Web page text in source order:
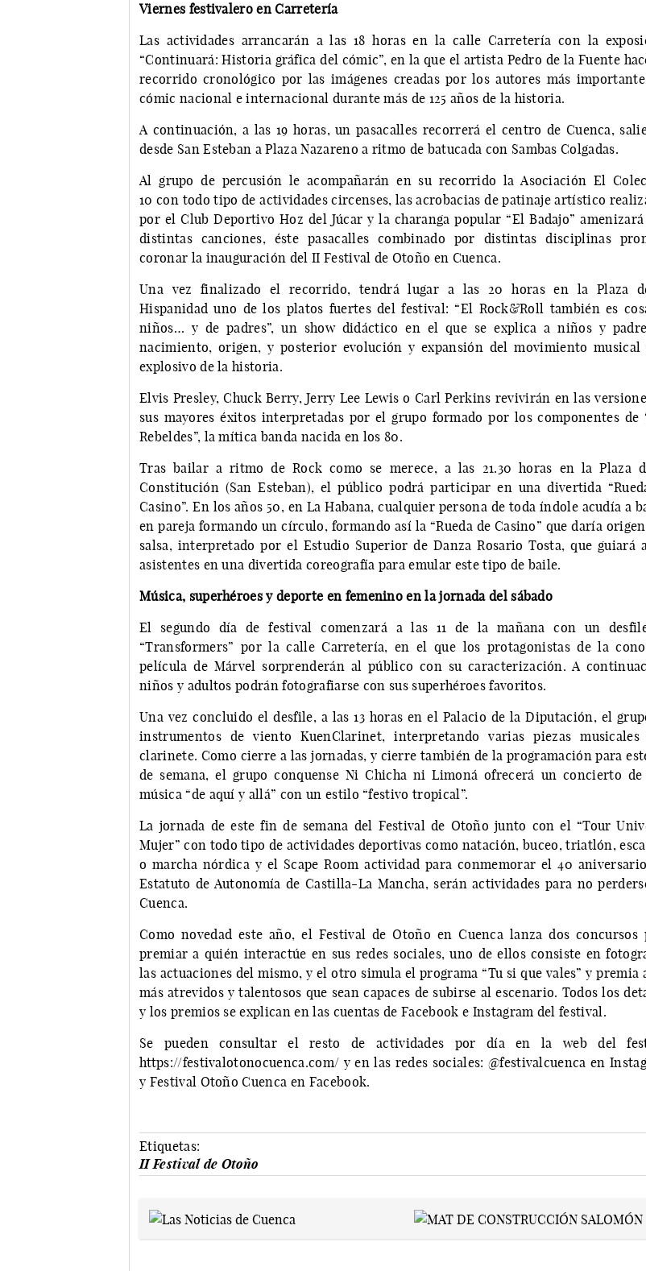
Viernes festivalero en Carretería
Las actividades arrancarán a las 18 horas en la calle Carretería con la
“Continuará: Historia gráfica del cómic”, en la que el artista Pedro de la Fuente
recorrido cronológico por las imágenes creadas por los autores más
cómic nacional e internacional durante más de 125 años de la historia.
A continuación, a las 19 horas, un pasacalles recorrerá el centro de Cuenca,
desde San Esteban a Plaza Nazareno a ritmo de batucada con Sambas Colgadas.
Al grupo de percusión le acompañarán en su recorrido la Asociación El
10 con todo tipo de actividades circenses, las acrobacias de patinaje artístico
por el Club Deportivo Hoz del Júcar y la charanga popular “El Badajo”
distintas canciones, éste pasacalles combinado por distintas disciplinas
coronar la inauguración del II Festival de Otoño en Cuenca.
Una vez finalizado el recorrido, tendrá lugar a las 20 horas en la Plaza
Hispanidad uno de los platos fuertes del festival: “El Rock&Roll también es
niños… y de padres”, un show didáctico en el que se explica a niños y
nacimiento, origen, y posterior evolución y expansión del movimiento musical
explosivo de la historia.
Elvis Presley, Chuck Berry, Jerry Lee Lewis o Carl Perkins revivirán en las
sus mayores éxitos interpretadas por el grupo formado por los componentes de
Rebeldes”, la mítica banda nacida en los 80.
Tras bailar a ritmo de Rock como se merece, a las 21.30 horas en la Plaza
Constitución (San Esteban), el público podrá participar en una divertida
Casino”. En los años 50, en La Habana, cualquier persona de toda índole acudía a
en pareja formando un círculo, formando así la “Rueda de Casino” que daría
salsa, interpretado por el Estudio Superior de Danza Rosario Tosta, que guiará
asistentes en una divertida coreografía para emular este tipo de baile.
Música, superhéroes y deporte en femenino en la jornada del sábado
El segundo día de festival comenzará a las 11 de la mañana con un
“Transformers” por la calle Carretería, en el que los protagonistas de la
película de Márvel sorprenderán al público con su caracterización. A
niños y adultos podrán fotografiarse con sus superhéroes favoritos.
Una vez concluido el desfile, a las 13 horas en el Palacio de la Diputación, el
instrumentos de viento KuenClarinet, interpretando varias piezas musicales
clarinete. Como cierre a las jornadas, y cierre también de la programación para
de semana, el grupo conquense Ni Chicha ni Limoná ofrecerá un concierto
música “de aquí y allá” con un estilo “festivo tropical”.
La jornada de este fin de semana del Festival de Otoño junto con el “Tour
Mujer” con todo tipo de actividades deportivas como natación, buceo, triatlón,
o marcha nórdica y el Scape Room actividad para conmemorar el 40
Estatuto de Autonomía de Castilla-La Mancha, serán actividades para no
Cuenca.
Como novedad este año, el Festival de Otoño en Cuenca lanza dos concursos
premiar a quién interactúe en sus redes sociales, uno de ellos consiste en
las actuaciones del mismo, y el otro simula el programa “Tu si que vales” y premia
más atrevidos y talentosos que sean capaces de subirse al escenario. Todos los
y los premios se explican en las cuentas de Facebook e Instagram del festival.
Se pueden consultar el resto de actividades por día en la web del
https://festivalotonocuenca.com/ y en las redes sociales: @festivalcuenca en
y Festival Otoño Cuenca en Facebook.
Etiquetas:
II Festival de Otoño